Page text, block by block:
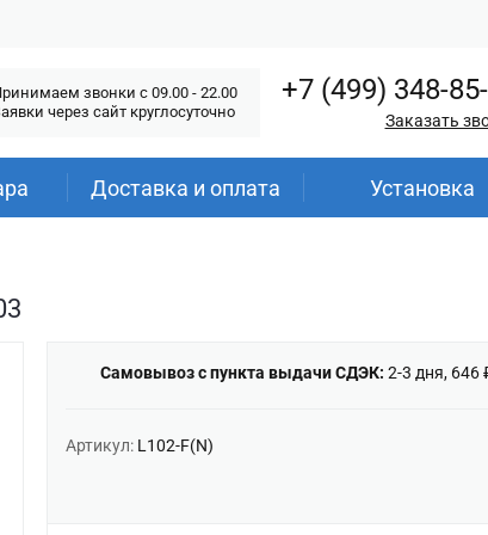
звонки c 09.00 - 22.00
через сайт круглосуточно
+7 (499) 348-
Заказать
Доставка и оплата Установка
Самовывоз с пункта выдачи СДЭК: 2-3 дня, 646
Артикул: L102-F(N)